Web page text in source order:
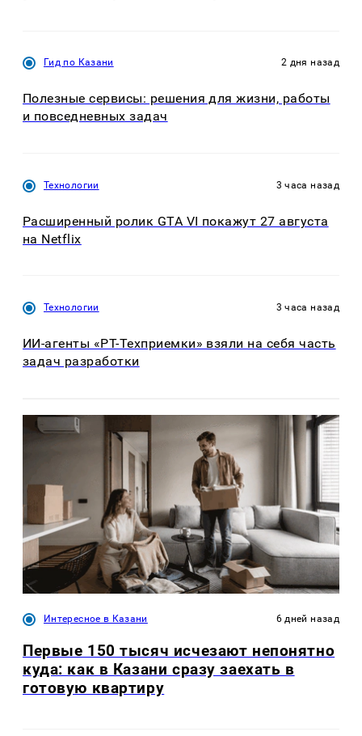
Гид по Казани 2 дня назад
Полезные сервисы: решения для жизни, работы
и повседневных задач
Технологии 3 часа назад
Расширенный ролик GTA VI покажут 27 августа
на Netflix
Технологии 3 часа назад
ИИ-агенты «РТ-Техприемки» взяли на себя часть
задач разработки
Интересное в Казани 6 дней назад
Первые 150 тысяч исчезают непонятно
куда: как в Казани сразу заехать в
готовую квартиру